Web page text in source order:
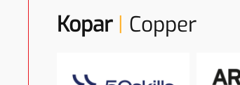
Kopar | Copper